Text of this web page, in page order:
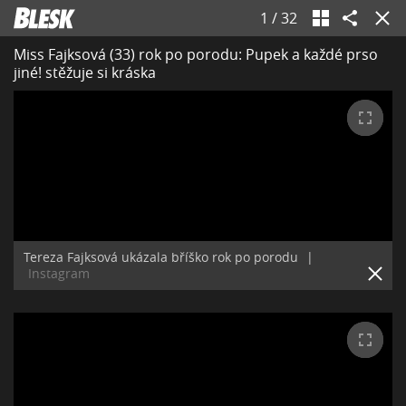
1 /32
Miss Fajksová (33) rok po porodu: Pupek a každé prso
jiné! stěžuje si kráska
Tereza Fajksová ukázala bříško rok po porodu
|
Instagram